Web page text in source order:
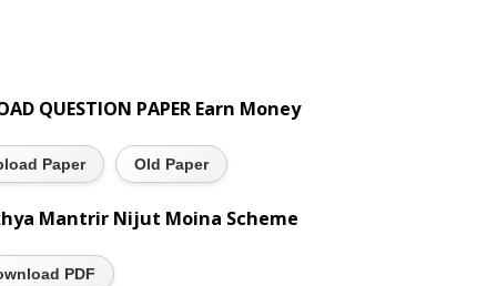
QUESTION PAPER Earn Money
Paper Old Paper
Mantrir Nijut Moina Scheme
PDF